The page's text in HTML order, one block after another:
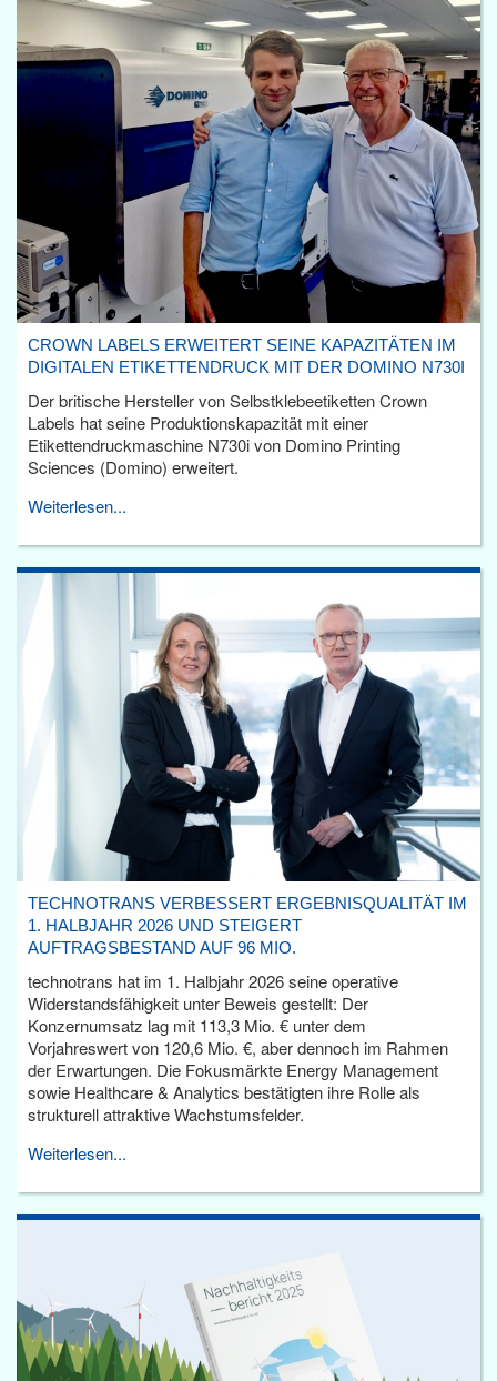
CROWN LABELS ERWEITERT SEINE KAPAZITÄTEN IM
DIGITALEN ETIKETTENDRUCK MIT DER DOMINO N730I
Der britische Hersteller von Selbstklebeetiketten Crown
Labels hat seine Produktionskapazität mit einer
Etikettendruckmaschine N730i von Domino Printing
Sciences (Domino) erweitert.
Weiterlesen...
TECHNOTRANS VERBESSERT ERGEBNISQUALITÄT IM
1. HALBJAHR 2026 UND STEIGERT
AUFTRAGSBESTAND AUF 96 MIO.
technotrans hat im 1. Halbjahr 2026 seine operative
Widerstandsfähigkeit unter Beweis gestellt: Der
Konzernumsatz lag mit 113,3 Mio. € unter dem
Vorjahreswert von 120,6 Mio. €, aber dennoch im Rahmen
der Erwartungen. Die Fokusmärkte Energy Management
sowie Healthcare & Analytics bestätigten ihre Rolle als
strukturell attraktive Wachstumsfelder.
Weiterlesen...